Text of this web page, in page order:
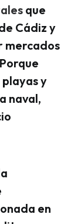
que
Cádiz y
mercados
playas y
naval,
en